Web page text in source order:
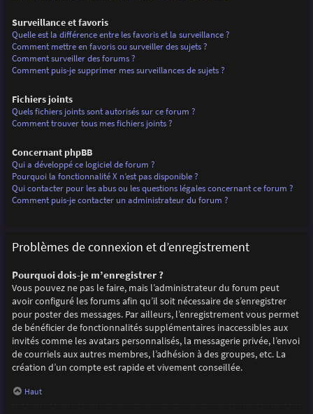
Surveillance et favoris
Quelle est la différence entre les favoris et la surveillance ?
Comment mettre en favoris ou surveiller des sujets ?
Comment surveiller des forums ?
Comment puis-je supprimer mes surveillances de sujets ?
Fichiers joints
Quels fichiers joints sont autorisés sur ce forum ?
Comment trouver tous mes fichiers joints ?
Concernant phpBB
Qui a développé ce logiciel de forum ?
Pourquoi la fonctionnalité X n’est pas disponible ?
Qui contacter pour les abus ou les questions légales concernant ce forum ?
Comment puis-je contacter un administrateur du forum ?
Problèmes de connexion et d’enregistrement
Pourquoi dois-je m’enregistrer ?
Vous pouvez ne pas le faire, mais l’administrateur du forum peut
avoir configuré les forums afin qu’il soit nécessaire de s’enregistrer
pour poster des messages. Par ailleurs, l’enregistrement vous permet
de bénéficier de fonctionnalités supplémentaires inaccessibles aux
invités comme les avatars personnalisés, la messagerie privée, l’envoi
de courriels aux autres membres, l’adhésion à des groupes, etc. La
création d’un compte est rapide et vivement conseillée.
Haut